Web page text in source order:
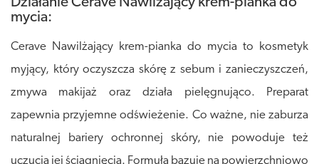
mycia:
Cerave Nawilżający krem-pianka do mycia to kosmetyk
myjący, który oczyszcza skórę z sebum i zanieczyszczeń,
zmywa makijaż oraz działa pielęgnująco. Preparat
zapewnia przyjemne odświeżenie. Co ważne, nie zaburza
naturalnej bariery ochronnej skóry, nie powoduje też
uczucia jej ściągnięcia. Formuła bazuje na powierzchniowo